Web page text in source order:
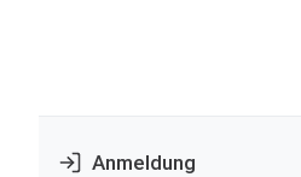
Anmeldung